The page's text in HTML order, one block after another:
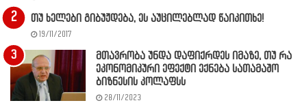
თუ ხელები გიბუჟდება, ეს აუცილებლად წაიკითხე!
19/11/2017
მთავრობა უნდა დაფიქრდეს იმაზე, თუ რა
ეკონომიკური ეფექტი ექნება სათამაშო
ბიზნესის კოლაფსს
28/11/2023